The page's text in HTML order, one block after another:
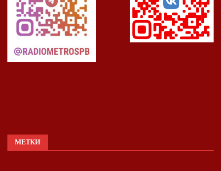
МЕТКИ